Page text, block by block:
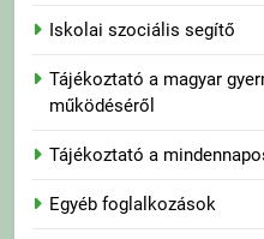
Iskolai szociális segítő
Tájékoztató a magyar
működéséről
Tájékoztató a
Egyéb foglalkozások